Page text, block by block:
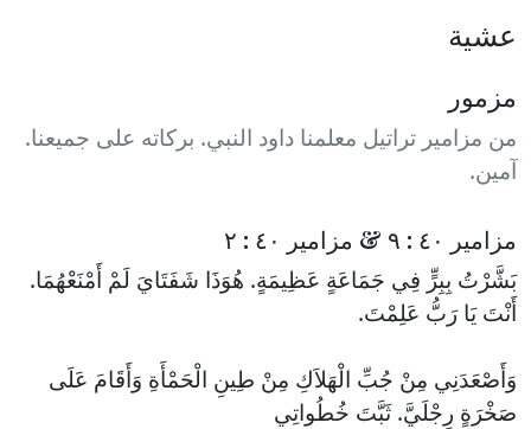
عشية
مزمور
من مزامير تراتيل معلمنا داود النبي. بركاته على جميعنا.
آمين.
مزامير ٤٠ : ٩ & مزامير ٤٠ : ٢
بَشَّرْتُ بِبِرٍّ فِي جَمَاعَةٍ عَظِيمَةٍ. هُوَذَا شَفَتَايَ لَمْ أَمْنَعْهُمَا.
أَنْتَ يَا رَبُّ عَلِمْتَ.
وَأَصْعَدَنِي مِنْ جُبِّ الْهَلاَكِ مِنْ طِينِ الْحَمْأَةِ وَأَقَامَ عَلَى
صَخْرَةٍ رِجْلَيَّ. ثَبَّتَ خُطُواتِي